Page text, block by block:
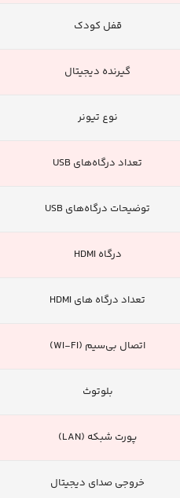
قفل کودک
گیرنده دیجیتال
نوع تیونر
تعداد درگاه‌های USB
توضیحات درگاه‌های USB
درگاه HDMI
تعداد درگاه های HDMI
اتصال بی‌سیم (WI-FI)
بلوتوث
پورت شبکه (LAN)
خروجی صدای دیجیتال